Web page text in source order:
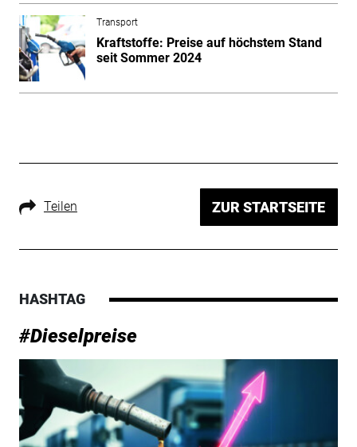
Transport
Kraftstoffe: Preise auf höchstem Stand
seit Sommer 2024
Teilen ZUR STARTSEITE
HASHTAG
#Dieselpreise